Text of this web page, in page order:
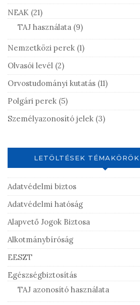
NEAK (21)
TAJ használata (9)
Nemzetközi perek (1)
Olvasói levél (2)
Orvostudományi kutatás (11)
Polgári perek (5)
Személyazonosító jelek (3)
LETÖLTÉSEK
Adatvédelmi biztos
Adatvédelmi hatóság
Alapvető Jogok Biztosa
Alkotmánybíróság
EESZT
Egészségbiztosítás
TAJ azonosító használata